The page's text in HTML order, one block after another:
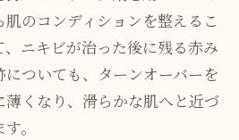
のコンディションを整えるこ
、ニキビが治った後に残る赤み
ついても、ターンオーバーを
くなり、滑らかな肌へと近づ
。